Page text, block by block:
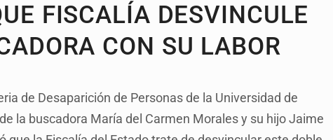
FISCALÍA DESVINCULE
CON SU LABOR
de Desaparición de Personas de la Universidad de
la buscadora María del Carmen Morales y su hijo Jaime